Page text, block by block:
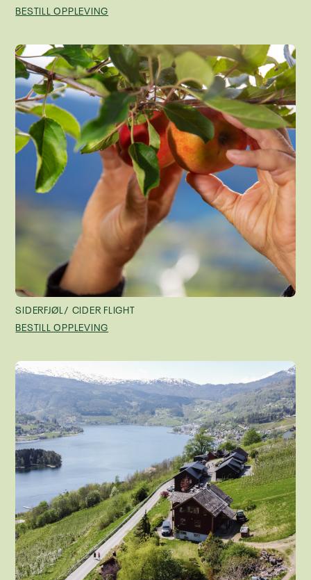
BESTILL OPPLEVING
SIDERFJØL/ CIDER FLIGHT
BESTILL OPPLEVING